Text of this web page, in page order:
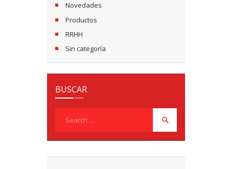
Novedades
Productos
RRHH
Sin categoría
BUSCAR